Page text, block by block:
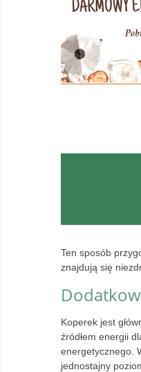
Ten sposób
znajdują się
Koperek jest
źródłem energii
energetycznego.
jednostajny